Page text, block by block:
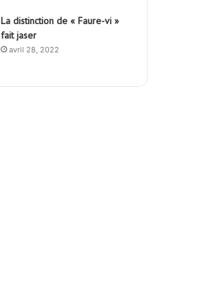
La distinction de « Faure-vi »
fait jaser
avril 28, 2022